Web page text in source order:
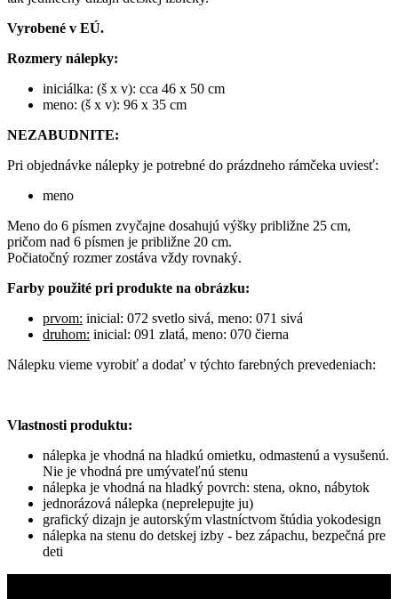
Vyrobené v EÚ.
Rozmery nálepky:
iniciálka: (š x v): cca 46 x 50 cm
meno: (š x v): 96 x 35 cm
NEZABUDNITE:
Pri objednávke nálepky je potrebné do prázdneho rámčeka uviesť:
meno
Meno do 6 písmen zvyčajne dosahujú výšky približne 25 cm,
pričom nad 6 písmen je približne 20 cm.
Počiatočný rozmer zostáva vždy rovnaký.
Farby použité pri produkte na obrázku:
prvom: inicial: 072 svetlo sivá, meno: 071 sivá
druhom: inicial: 091 zlatá, meno: 070 čierna
Nálepku vieme vyrobiť a dodať v týchto farebných prevedeniach:
Vlastnosti produktu:
nálepka je vhodná na hladkú omietku, odmastenú a vysušenú.
Nie je vhodná pre umývateľnú stenu
nálepka je vhodná na hladký povrch: stena, okno, nábytok
jednorázová nálepka (neprelepujte ju)
grafický dizajn je autorským vlastníctvom štúdia yokodesign
nálepka na stenu do detskej izby - bez zápachu, bezpečná pre
deti